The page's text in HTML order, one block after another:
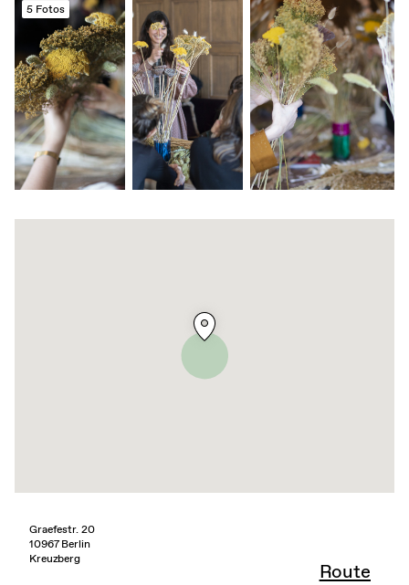
5 Fotos
Graefestr. 20
10967 Berlin
Kreuzberg
Route